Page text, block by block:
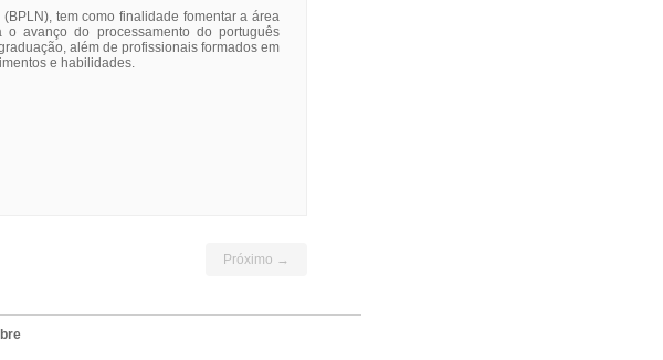
tem como finalidade fomentar a área
avanço do processamento do português
além de profissionais formados em
e habilidades.
Próximo →